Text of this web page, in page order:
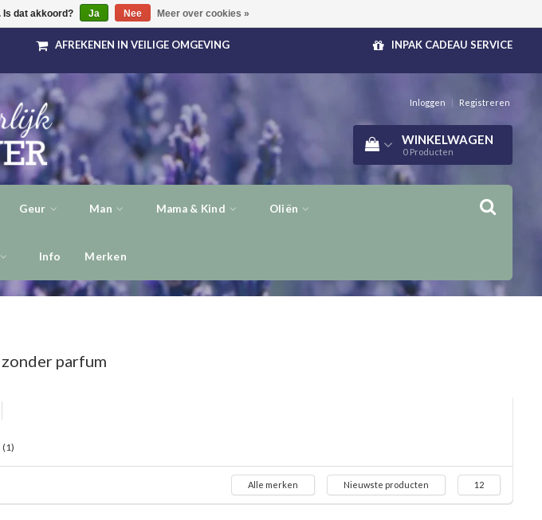
AFREKENEN IN VEILIGE OMGEVING INPAK CADEAU SERVICE
Inloggen | Registreren
WINKELWAGEN
0 Producten
Geur Man Mama & Kind Oliën
Info Merken
parfum
(1)
Alle merken Nieuwste producten 12
Is dat akkoord? Ja Nee Meer over cookies »